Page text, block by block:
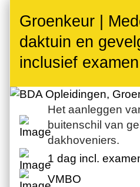
Groenkeur |
daktuin en
inclusief examen
Het aanleggen
buitenschil van
dakhoveniers.
1 dag incl.
VMBO